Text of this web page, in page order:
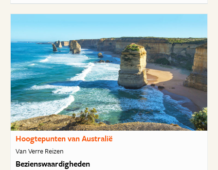
Hoogtepunten van Australië
Van Verre Reizen
Bezienswaardigheden